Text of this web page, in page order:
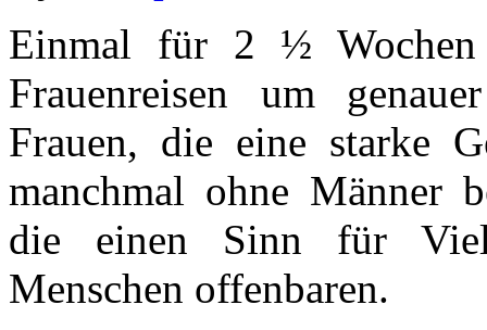
Einmal für 2 ½ Wochen
Frauenreisen um
Frauen, die eine starke
manchmal ohne Männer
die einen Sinn für
Menschen offenbaren.